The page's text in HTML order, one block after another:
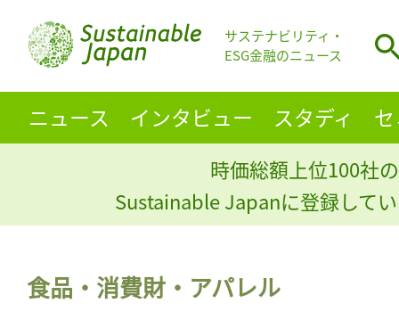
サステナビリティ・
ESG金融のニュース
ニュース インタビュー スタディ
時価総額上位100社
Sustainable Japanに登録して
食品・消費財・アパレル